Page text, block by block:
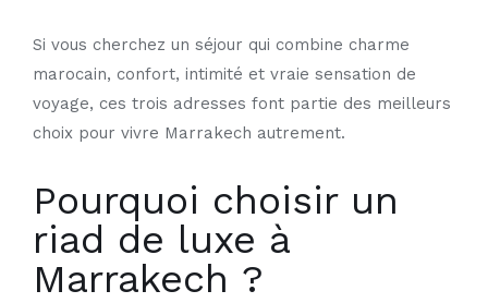
Si vous cherchez un séjour qui combine charme
marocain, confort, intimité et vraie sensation de
voyage, ces trois adresses font partie des meilleurs
choix pour vivre Marrakech autrement.
Pourquoi choisir un
riad de luxe à
Marrakech ?